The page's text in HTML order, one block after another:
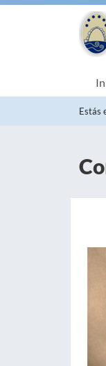
Estás